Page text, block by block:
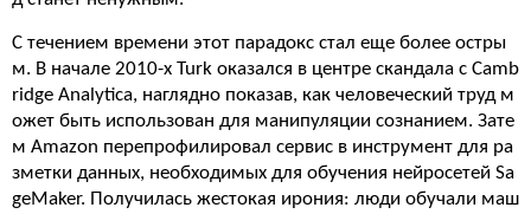
С течением времени этот парадокс стал еще более остры
м. В начале 2010-х Turk оказался в центре скандала с Camb
ridge Analytica, наглядно показав, как человеческий труд м
ожет быть использован для манипуляции сознанием. Зате
м Amazon перепрофилировал сервис в инструмент для ра
зметки данных, необходимых для обучения нейросетей Sa
geMaker. Получилась жестокая ирония: люди обучали маш